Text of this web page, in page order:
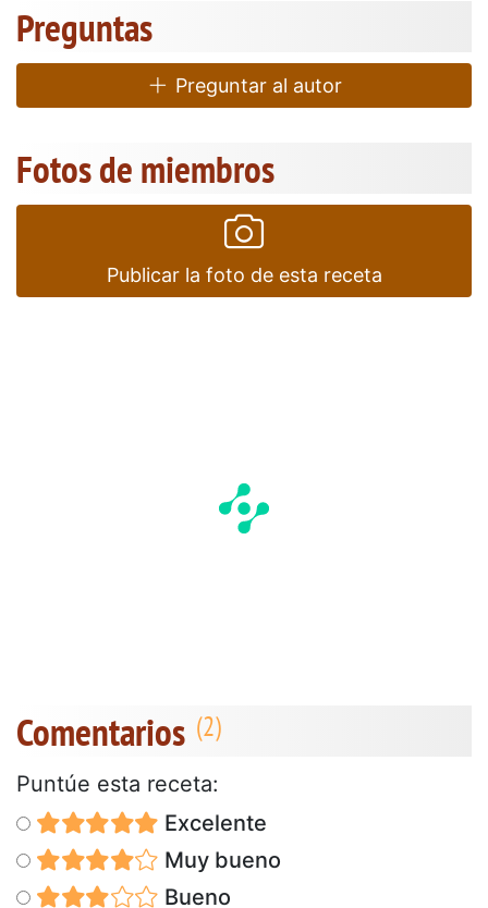
Preguntas
Preguntar al autor
Fotos de miembros
Publicar la foto de esta receta
Comentarios
Puntúe esta receta:
Excelente
Muy bueno
Bueno